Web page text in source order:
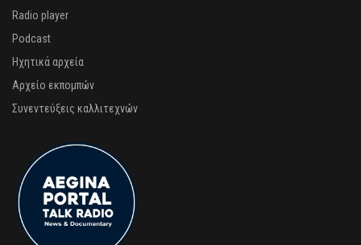
Radio player
Podcast
Ηχητικά αρχεία
Αρχείο εκπομπών
Συνεντεύξεις καλλιτεχνών